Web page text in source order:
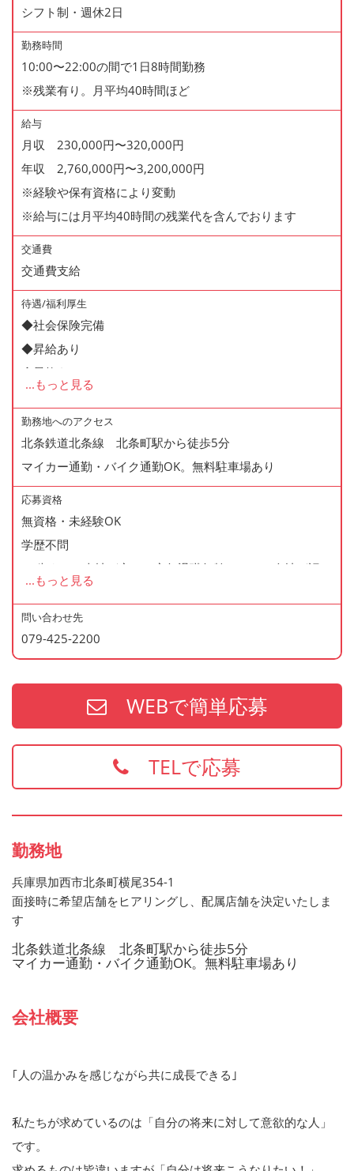
シフト制・週休2日
勤務時間
10:00〜22:00の間で1日8時間勤務
※残業有り。月平均40時間ほど
給与
月収 230,000円〜320,000円
年収 2,760,000円〜3,200,000円
※経験や保有資格により変動
※給与には月平均40時間の残業代を含んでおります
交通費
交通費支給
待遇/福利厚生
◆社会保険完備
◆昇給あり
◆昇格あり
◆正社員登用制度あり
◆寸志あり
◆有給休暇あり
◆産休・育休あり
◆交通費支給
◆資格支援制度あり
◆マイカー通勤・バイク通勤OK
◆無料駐車場あり
◆まかない制度あり（1日1食・無料）
◆社内の表彰制度あり
◆再雇用制度あり
◆制服貸与
... もっと見る
勤務地へのアクセス
北条鉄道北条線 北条町駅から徒歩5分
マイカー通勤・バイク通勤OK。無料駐車場あり
応募資格
無資格・未経験OK
学歴不問
60歳まで（当社が定める定年退職年齢のため・会社が認め
た場合はこの限りではありません）
＜歓迎資格＞
・2年以上の勤務経験がある方
・調理師免許
※上記の資格、経験をお持ちの方は給与面などを優遇いた
... もっと見る
問い合わせ先
079-425-2200
WEBで簡単応募
TELで応募
勤務地
兵庫県加西市北条町横尾354-1
面接時に希望店舗をヒアリングし、配属店舗を決定いたしま
す
北条鉄道北条線 北条町駅から徒歩5分
マイカー通勤・バイク通勤OK。無料駐車場あり
会社概要
｢人の温かみを感じながら共に成長できる｣
私たちが求めているのは「自分の将来に対して意欲的な人」
です。